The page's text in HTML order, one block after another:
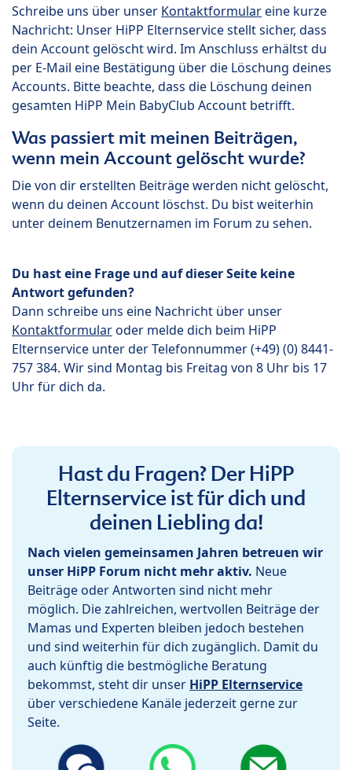
Schreibe uns über unser Kontaktformulareine kurze
Nachricht: Unser HiPP Elternservice stellt sicher, dass
dein Account gelöscht wird. Im Anschluss erhältst du
per E-Mail eine Bestätigung über die Löschung deines
Accounts. Bitte beachte, dass die Löschung deinen
gesamten HiPP Mein BabyClub Account betrifft.
Was passiert mit meinen Beiträgen,
wenn mein Account gelöscht wurde?
Die von dir erstellten Beiträge werden nicht gelöscht,
wenn du deinen Account löschst. Du bist weiterhin
unter deinem Benutzernamen im Forum zu sehen.
Du hast eine Frage und auf dieser Seite keine
Antwort gefunden?
Dann schreibe uns eine Nachricht über unser
Kontaktformularoder melde dich beim HiPP
Elternservice unter der Telefonnummer (+49) (0) 8441-
757 384. Wir sind Montag bis Freitag von 8 Uhr bis 17
Uhr für dich da.
Hast du Fragen? Der HiPP
Elternservice ist für dich und
deinen Liebling da!
Nach vielen gemeinsamen Jahren betreuen wir
unser HiPP Forum nicht mehr aktiv. Neue
Beiträge oder Antworten sind nicht mehr
möglich. Die zahlreichen, wertvollen Beiträge der
Mamas und Experten bleiben jedoch bestehen
und sind weiterhin für dich zugänglich. Damit du
auch künftig die bestmögliche Beratung
bekommst, steht dir unser HiPP Elternservice
über verschiedene Kanäle jederzeit gerne zur
Seite.